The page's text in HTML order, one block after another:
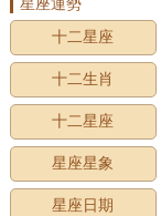
星座運勢
十二星座
十二生肖
十二星座
星座星象
星座日期